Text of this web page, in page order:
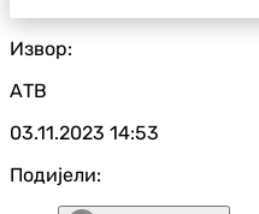
Извор:
АТВ
03.11.2023 14:53
Подијели: